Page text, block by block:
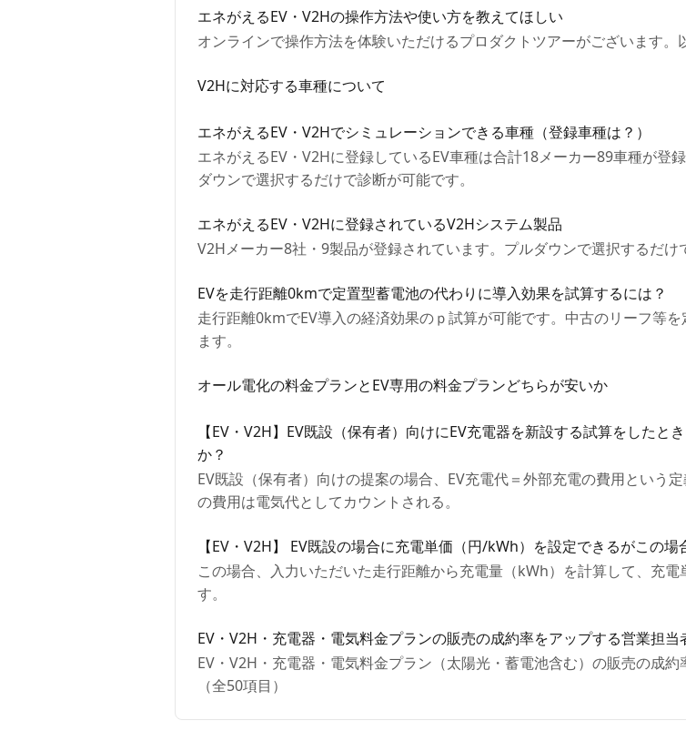
エネがえるEV・V2Hの操作方法や使い方を教えてほしい
オンラインで操作方法を体験いただけるプロダクトツアーがございます。
V2Hに対応する車種について
エネがえるEV・V2Hでシミュレーションできる車種（登録車種は？）
エネがえるEV・V2Hに登録しているEV車種は合計18メーカー89車種が登
ダウンで選択するだけで診断が可能です。
エネがえるEV・V2Hに登録されているV2Hシステム製品
V2Hメーカー8社・9製品が登録されています。プルダウンで選択するだけ
EVを走行距離0kmで定置型蓄電池の代わりに導入効果を試算するには？
走行距離0kmでEV導入の経済効果のｐ試算が可能です。中古のリーフ等
ます。
オール電化の料金プランとEV専用の料金プランどちらが安いか
【EV・V2H】EV既設（保有者）向けにEV充電器を新設する試算をした
か？
EV既設（保有者）向けの提案の場合、EV充電代＝外部充電の費用という
の費用は電気代としてカウントされる。
【EV・V2H】 EV既設の場合に充電単価（円/kWh）を設定できるがこの
この場合、入力いただいた走行距離から充電量（kWh）を計算して、充
す。
EV・V2H・充電器・電気料金プランの販売の成約率をアップする営業担当
EV・V2H・充電器・電気料金プラン（太陽光・蓄電池含む）の販売の成
（全50項目）